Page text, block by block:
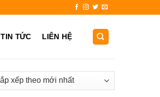
TIN TỨC LIÊN HỆ